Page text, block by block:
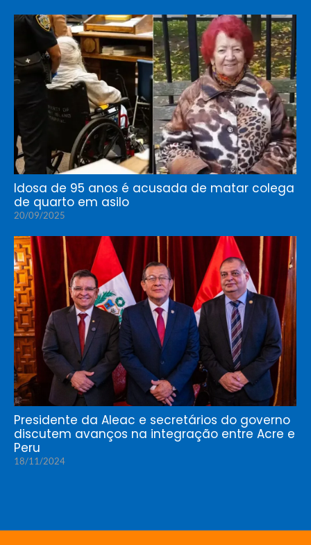
Idosa de 95 anos é acusada de matar colega
de quarto em asilo
20/09/2025
Presidente da Aleac e secretários do governo
discutem avanços na integração entre Acre e
Peru
18/11/2024